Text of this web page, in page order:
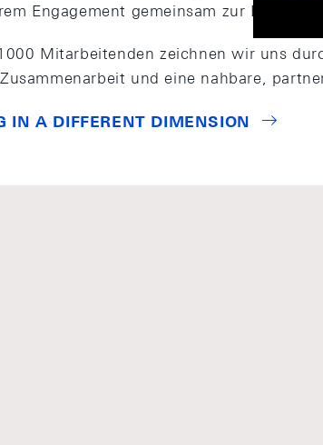
Engagement gemeinsam zur
Mitarbeitenden zeichnen wir uns
und eine nahbare,
IN A DIFFERENT DIMENSION